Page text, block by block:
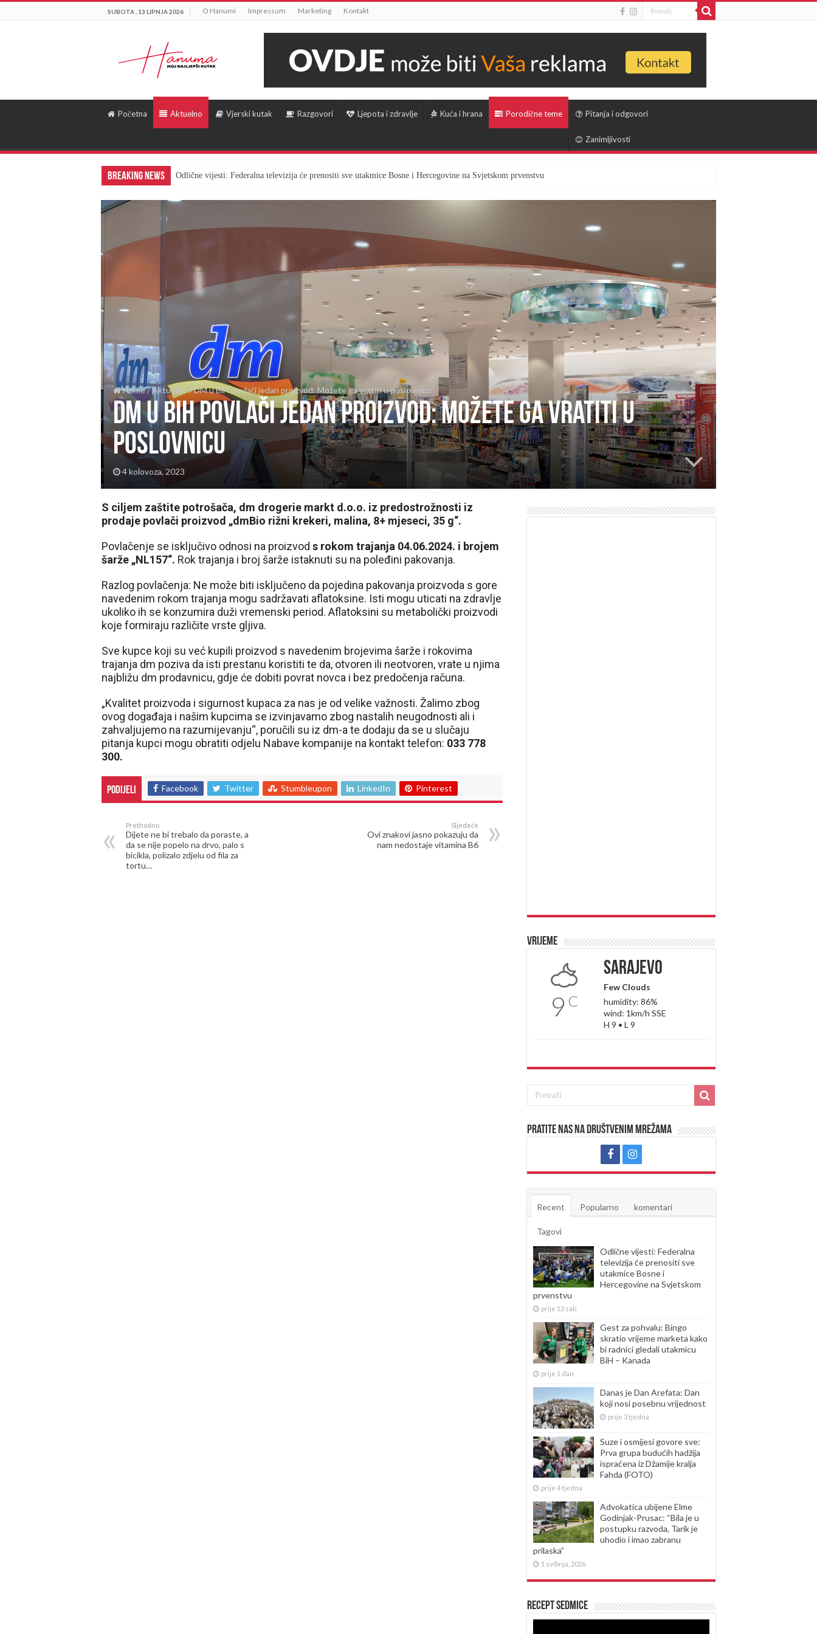
SUBOTA , 13 LIPNJA 2026 O Hanumi Impressum Marketing Kontakt
Početna Aktuelno Vjerski kutak Razgovori Ljepota i zdravlje Kuća i hrana Porodične teme Pitanja i odgovori
Zanimljivosti
Breaking News Odlične vijesti: Federalna televizija će prenositi sve utakmice Bosne i Hercegovine na Svjetskom prvenstvu
Home/Aktuelno/DM u BiH povlači jedan proizvod: Možete ga vratiti u poslovnicu
DM u BiH povlači jedan proizvod: Možete ga vratiti u
poslovnicu
4 kolovoza, 2023
S ciljem zaštite potrošača, dm drogerie markt d.o.o. iz predostrožnosti iz
prodaje povlači proizvod „dmBio rižni krekeri, malina, 8+ mjeseci, 35 g“.
Povlačenje se isključivo odnosi na proizvod s rokom trajanja 04.06.2024. i brojem
šarže „NL157“. Rok trajanja i broj šarže istaknuti su na poleđini pakovanja.
Razlog povlačenja: Ne može biti isključeno da pojedina pakovanja proizvoda s gore
navedenim rokom trajanja mogu sadržavati aflatoksine. Isti mogu uticati na zdravlje
ukoliko ih se konzumira duži vremenski period. Aflatoksini su metabolički proizvodi
koje formiraju različite vrste gljiva.
Sve kupce koji su već kupili proizvod s navedenim brojevima šarže i rokovima
trajanja dm poziva da isti prestanu koristiti te da, otvoren ili neotvoren, vrate u njima
najbližu dm prodavnicu, gdje će dobiti povrat novca i bez predočenja računa.
„Kvalitet proizvoda i sigurnost kupaca za nas je od velike važnosti. Žalimo zbog
ovog događaja i našim kupcima se izvinjavamo zbog nastalih neugodnosti ali i
zahvaljujemo na razumijevanju“, poručili su iz dm-a te dodaju da se u slučaju
pitanja kupci mogu obratiti odjelu Nabave kompanije na kontakt telefon: 033 778
300.
Podijeli Facebook Twitter Stumbleupon LinkedIn Pinterest
Prethodno
Dijete ne bi trebalo da poraste, a
da se nije popelo na drvo, palo s
bicikla, polizalo zdjelu od fila za
tortu…
Sljedeće
Ovi znakovi jasno pokazuju da
nam nedostaje vitamina B6
Vrijeme
9 C
Sarajevo
Few Clouds
humidity: 86%
wind: 1km/h SSE
H 9 • L 9
Pratite nas na društvenim mrežama
Recent Popularno komentari
Tagovi
Odlične vijesti: Federalna
televizija će prenositi sve
utakmice Bosne i
Hercegovine na Svjetskom
prvenstvu
prije 12 sati
Gest za pohvalu: Bingo
skratio vrijeme marketa kako
bi radnici gledali utakmicu
BiH – Kanada
prije 1 dan
Danas je Dan Arefata: Dan
koji nosi posebnu vrijednost
prije 3 tjedna
Suze i osmijesi govore sve:
Prva grupa budućih hadžija
ispraćena iz Džamije kralja
Fahda (FOTO)
prije 4 tjedna
Advokatica ubijene Elme
Godinjak-Prusac: “Bila je u
postupku razvoda, Tarik je
uhodio i imao zabranu
prilaska”
1 svibnja, 2026
Recept sedmice